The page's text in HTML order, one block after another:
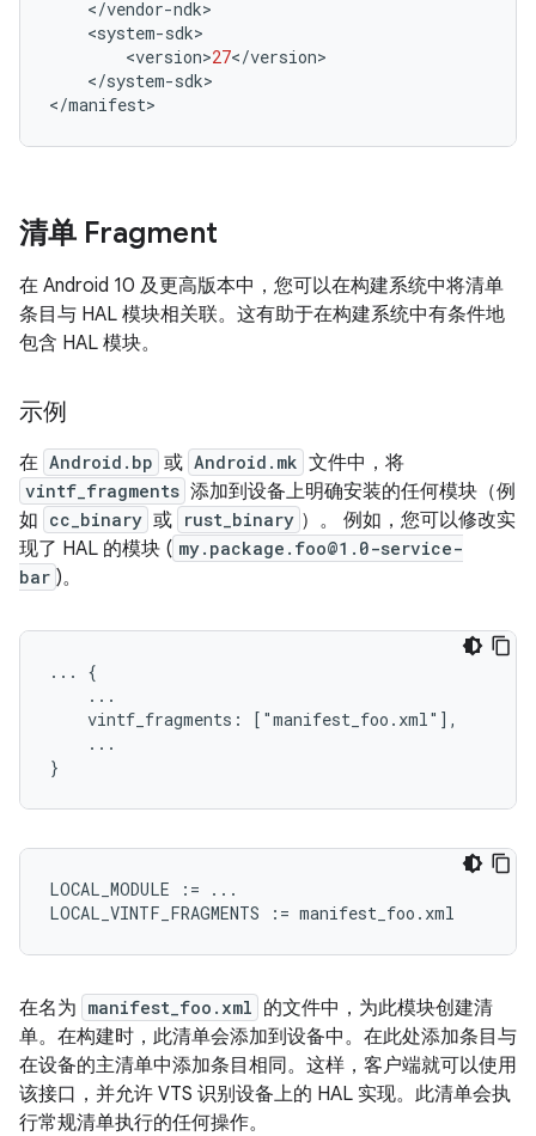
</vendor-ndk>
<system-sdk>
<version>27</version>
</system-sdk>
</manifest>
清单 Fragment
在 Android 10 及更高版本中，您可以在构建系统中将清单
条目与 HAL 模块相关联。这有助于在构建系统中有条件地
包含 HAL 模块。
示例
在 Android.bp 或 Android.mk 文件中，将
vintf_fragments 添加到设备上明确安装的任何模块（例
如 cc_binary 或 rust_binary ）。 例如，您可以修改实
现了 HAL 的模块 ( my.package.foo@1.0-service-
bar )。
... {
    ...
    vintf_fragments: ["manifest_foo.xml"],
    ...
}
LOCAL_MODULE :=
...
LOCAL_VINTF_FRAGMENTS
:= manifest_foo . xml
在名为 manifest_foo.xml 的文件中，为此模块创建清
单。在构建时，此清单会添加到设备中。在此处添加条目与
在设备的主清单中添加条目相同。这样，客户端就可以使用
该接口，并允许 VTS 识别设备上的 HAL 实现。此清单会执
行常规清单执行的任何操作。